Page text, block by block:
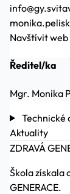
Navštívit web
Ředitel/ka
Mgr. Monika
Technické
Aktuality
ZDRAVÁ
Škola získala
GENERACE.